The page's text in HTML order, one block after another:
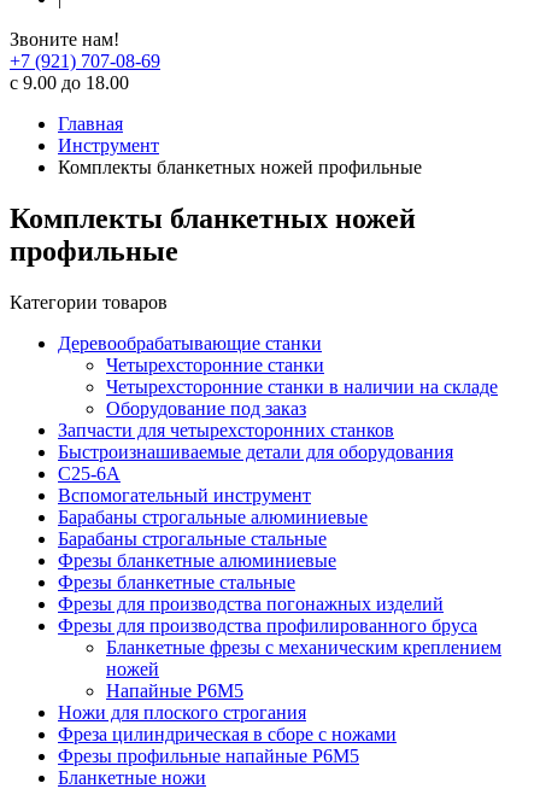
Звоните нам!
+7 (921) 707-08-69
с 9.00 до 18.00
Главная
Инструмент
Комплекты бланкетных ножей профильные
Комплекты бланкетных ножей
профильные
Категории товаров
Деревообрабатывающие станки
Четырехсторонние станки
Четырехсторонние станки в наличии на складе
Оборудование под заказ
Запчасти для четырехсторонних станков
Быстроизнашиваемые детали для оборудования
С25-6А
Вспомогательный инструмент
Барабаны строгальные алюминиевые
Барабаны строгальные стальные
Фрезы бланкетные алюминиевые
Фрезы бланкетные стальные
Фрезы для производства погонажных изделий
Фрезы для производства профилированного бруса
Бланкетные фрезы с механическим креплением
ножей
Напайные Р6М5
Ножи для плоского строгания
Фреза цилиндрическая в сборе с ножами
Фрезы профильные напайные Р6М5
Бланкетные ножи